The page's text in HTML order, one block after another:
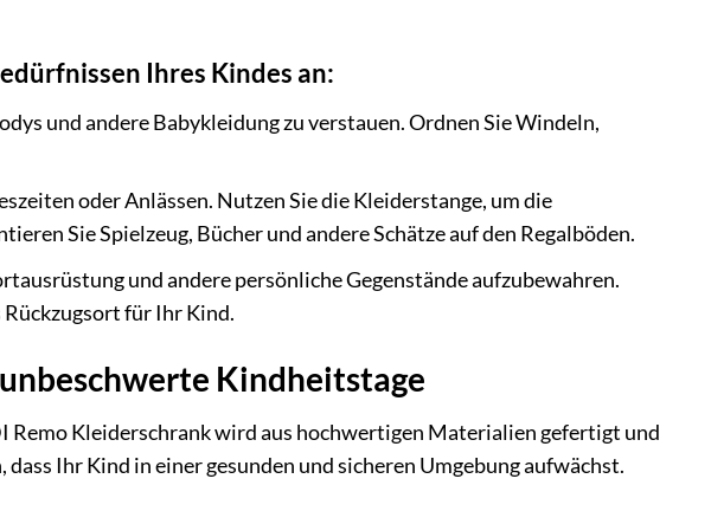
Ihres Kindes an:
und andere Babykleidung zu verstauen. Ordnen Sie Windeln,
oder Anlässen. Nutzen Sie die Kleiderstange, um die
Sie Spielzeug, Bücher und andere Schätze auf den Regalböden.
und andere persönliche Gegenstände aufzubewahren.
Rückzugsort für Ihr Kind.
Kindheitstage
Kleiderschrank wird aus hochwertigen Materialien gefertigt und
Ihr Kind in einer gesunden und sicheren Umgebung aufwächst.